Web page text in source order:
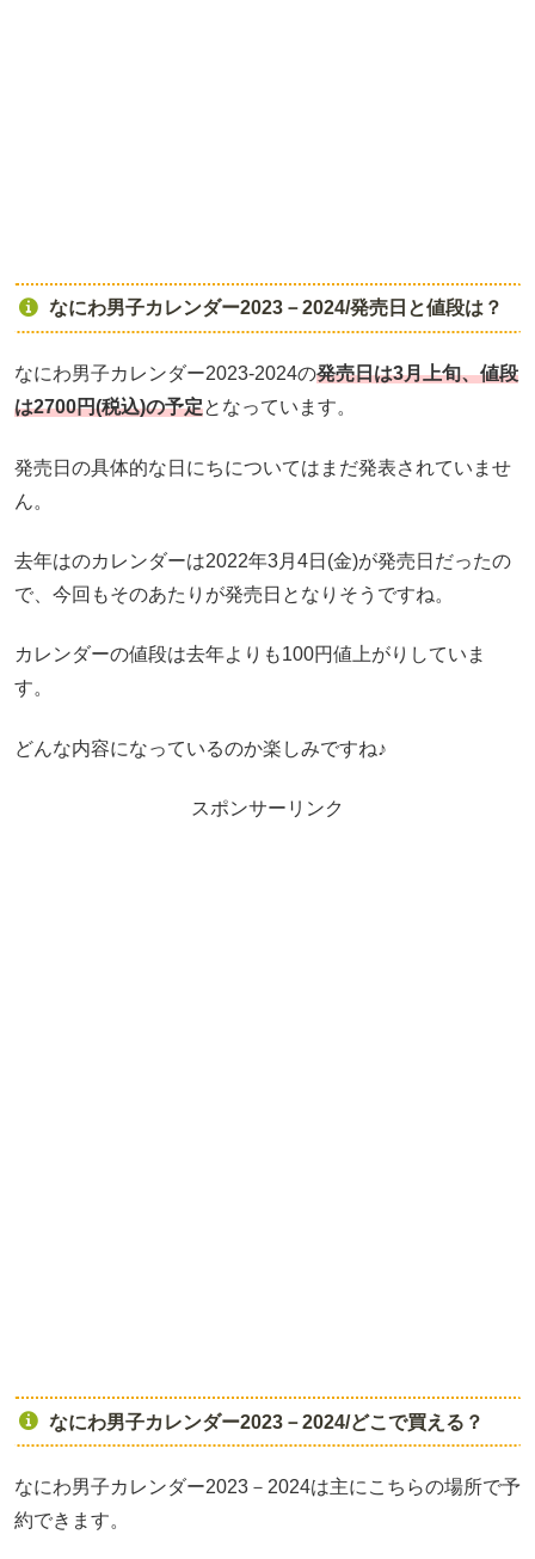
なにわ男子カレンダー2023－2024/発売日と値段は？
なにわ男子カレンダー2023-2024の発売日は3月上旬、値段
は2700円(税込)の予定となっています。
発売日の具体的な日にちについてはまだ発表されていませ
ん。
去年はのカレンダーは2022年3月4日(金)が発売日だったの
で、今回もそのあたりが発売日となりそうですね。
カレンダーの値段は去年よりも100円値上がりしていま
す。
どんな内容になっているのか楽しみですね♪
スポンサーリンク
なにわ男子カレンダー2023－2024/どこで買える？
なにわ男子カレンダー2023－2024は主にこちらの場所で予
約できます。